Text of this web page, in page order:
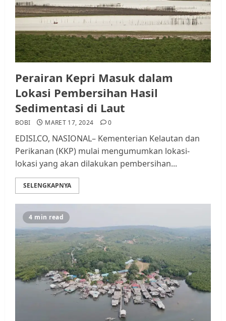
Perairan Kepri Masuk dalam
Lokasi Pembersihan Hasil
Sedimentasi di Laut
BOBI MARET 17, 2024 0
EDISI.CO, NASIONAL– Kementerian Kelautan dan
Perikanan (KKP) mulai mengumumkan lokasi-
lokasi yang akan dilakukan pembersihan...
SELENGKAPNYA
4 min read